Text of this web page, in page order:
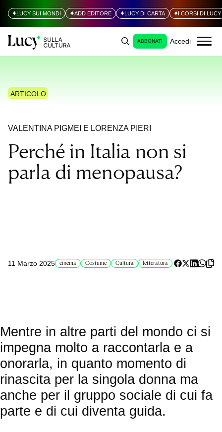
LUCY SUI MONDI ADD EDITORE LUCY DI CARTA I CORSI DI LUCY
ABBONATI Accedi
ARTICOLO
VALENTINA PIGMEI E LORENZA PIERI
Perché in Italia non si
parla di menopausa?
11 Marzo 2025 cinema Costume Cultura letteratura
Mentre in altre parti del mondo ci si
impegna molto a raccontarla e a
onorarla, in quanto momento di
rinascita per la singola donna ma
anche per il gruppo sociale di cui fa
parte e di cui diventa guida.